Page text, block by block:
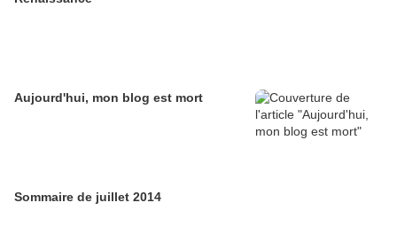
Aujourd'hui, mon blog est mort
Sommaire de juillet 2014